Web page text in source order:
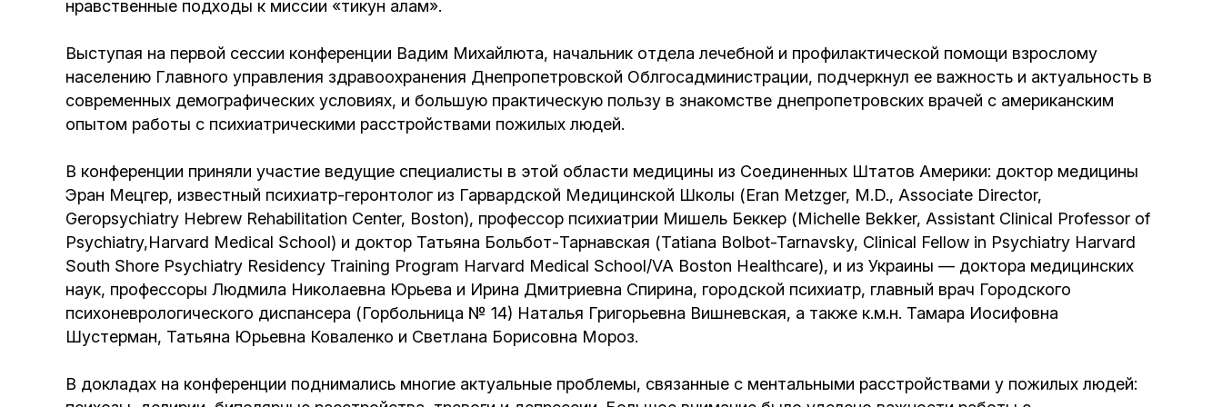
Музей «Память еврейского народа в
Холокост в Украине»
Программа реабилитации бывших
заключенных
Газета «Шабат шалом»
нравственные подходы к миссии «тикун алам».
Выступая на первой сессии конференции Вадим Михайлюта, начальник отдела лечебной и профилактической помощи взрослому
населению Главного управления здравоохранения Днепропетровской Облгосадминистрации, подчеркнул ее важность и актуальность в
современных демографических условиях, и большую практическую пользу в знакомстве днепропетровских врачей с американским
опытом работы с психиатрическими расстройствами пожилых людей.
В конференции приняли участие ведущие специалисты в этой области медицины из Соединенных Штатов Америки: доктор медицины
Эран Мецгер, известный психиатр-геронтолог из Гарвардской Медицинской Школы (Eran Metzger, M.D., Associate Director,
Geropsychiatry Hebrew Rehabilitation Center, Boston), профессор психиатрии Мишель Беккер (Michelle Bekker, Assistant Clinical Professor of
Psychiatry,Harvard Medical School) и доктор Татьяна Больбот-Тарнавская (Tatiana Bolbot-Tarnavsky, Clinical Fellow in Psychiatry Harvard
South Shore Psychiatry Residency Training Program Harvard Medical School/VA Boston Healthcare), и из Украины — доктора медицинских
наук, профессоры Людмила Николаевна Юрьева и Ирина Дмитриевна Спирина, городской психиатр, главный врач Городского
психоневрологического диспансера (Горбольница № 14) Наталья Григорьевна Вишневская, а также к.м.н. Тамара Иосифовна
Шустерман, Татьяна Юрьевна Коваленко и Светлана Борисовна Мороз.
В докладах на конференции поднимались многие актуальные проблемы, связанные с ментальными расстройствами у пожилых людей: